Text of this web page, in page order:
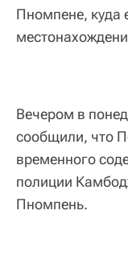
Пномпене, куда
Вечером в
сообщили, что
временного
полиции
Пномпень.